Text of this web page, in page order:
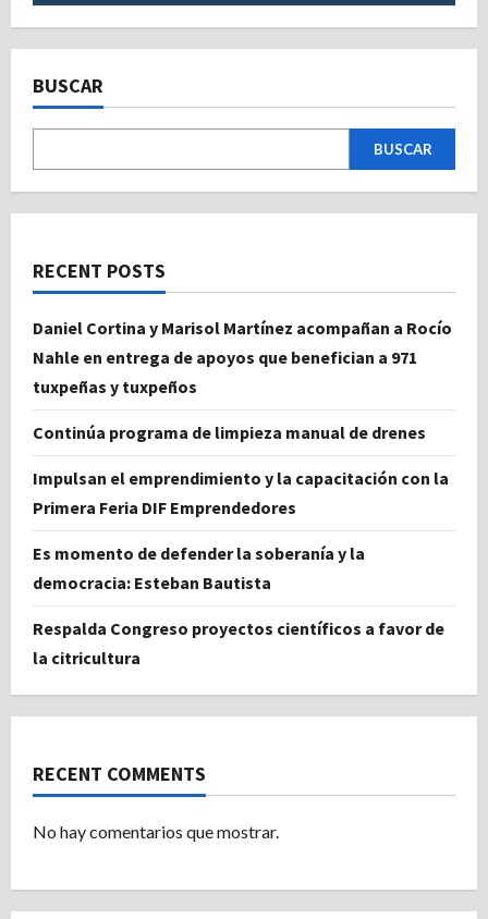
BUSCAR
BUSCAR
RECENT POSTS
Daniel Cortina y Marisol Martínez acompañan a Rocío
Nahle en entrega de apoyos que benefician a 971
tuxpeñas y tuxpeños
Continúa programa de limpieza manual de drenes
Impulsan el emprendimiento y la capacitación con la
Primera Feria DIF Emprendedores
Es momento de defender la soberanía y la
democracia: Esteban Bautista
Respalda Congreso proyectos científicos a favor de
la citricultura
RECENT COMMENTS
No hay comentarios que mostrar.